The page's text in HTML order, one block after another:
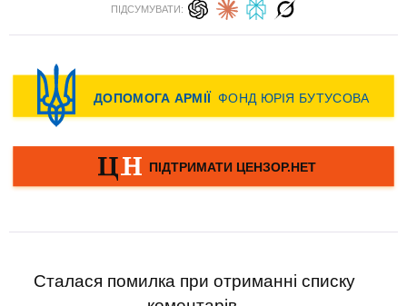
ПІДСУМУВАТИ:
Сталася помилка при отриманні списку